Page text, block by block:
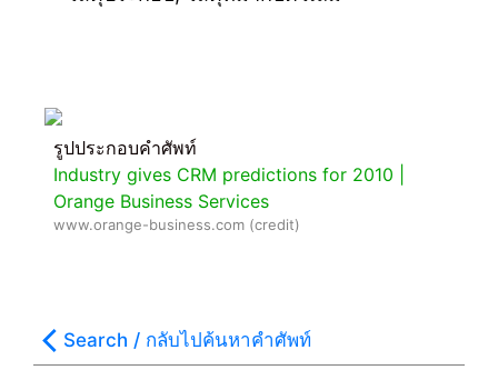
รูปประกอบคำศัพท์
Industry gives CRM predictions for 2010 |
Orange Business Services
www.orange-business.com (credit)
Search / กลับไปค้นหาคำศัพท์